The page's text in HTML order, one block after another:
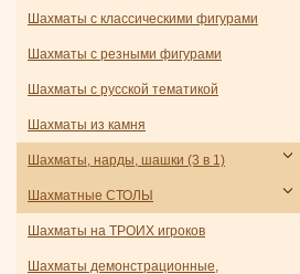
Шахматы с классическими фигурами
Шахматы с резными фигурами
Шахматы с русской тематикой
Шахматы из камня
Шахматы, нарды, шашки (3 в 1)
Шахматные СТОЛЫ
Шахматы на ТРОИХ игроков
Шахматы демонстрационные,